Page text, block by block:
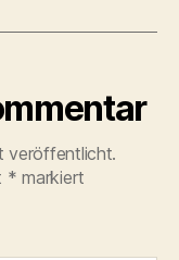
veröffentlicht.
* markiert